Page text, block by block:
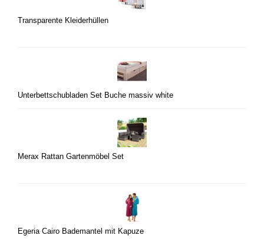
Transparente Kleiderhüllen
Unterbettschubladen Set Buche massiv white
Merax Rattan Gartenmöbel Set
Egeria Cairo Bademantel mit Kapuze